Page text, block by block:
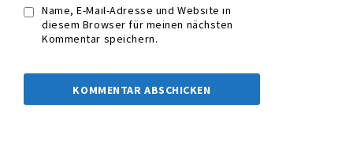
Name, E-Mail-Adresse und Website in
diesem Browser für meinen nächsten
Kommentar speichern.